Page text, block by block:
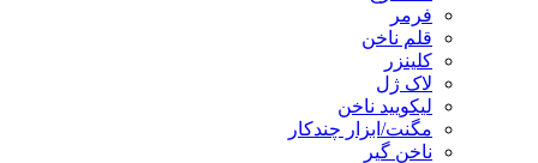
فرمر
قلم ناخن
کلینزر
لاک ژل
لیکوييد ناخن
مگنت/ابزار چندکار
ناخن گیر